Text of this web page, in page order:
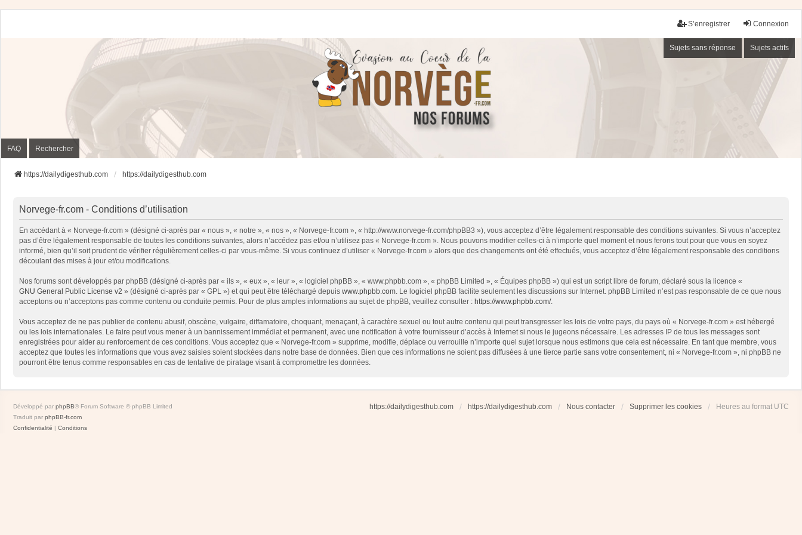
Connexion
S’enregistrer
Sujets sans réponse Sujets actifs
FAQ Rechercher
https://dailydigesthub.com https://dailydigesthub.com
Norvege-fr.com - Conditions d’utilisation
En accédant à « Norvege-fr.com » (désigné ci-après par « nous », « notre », « nos », « Norvege-fr.com », « http://www.norvege-fr.com/phpBB3 »), vous acceptez d’être légalement responsable des conditions suivantes. Si vous n’acceptez
pas d’être légalement responsable de toutes les conditions suivantes, alors n’accédez pas et/ou n’utilisez pas « Norvege-fr.com ». Nous pouvons modifier celles-ci à n’importe quel moment et nous ferons tout pour que vous en soyez
informé, bien qu’il soit prudent de vérifier régulièrement celles-ci par vous-même. Si vous continuez d’utiliser « Norvege-fr.com » alors que des changements ont été effectués, vous acceptez d’être légalement responsable des conditions
découlant des mises à jour et/ou modifications.
Nos forums sont développés par phpBB (désigné ci-après par « ils », « eux », « leur », « logiciel phpBB », « www.phpbb.com », « phpBB Limited », « Équipes phpBB ») qui est un script libre de forum, déclaré sous la licence «
GNU General Public License v2 » (désigné ci-après par « GPL ») et qui peut être téléchargé depuis www.phpbb.com. Le logiciel phpBB facilite seulement les discussions sur Internet. phpBB Limited n’est pas responsable de ce que nous
acceptons ou n’acceptons pas comme contenu ou conduite permis. Pour de plus amples informations au sujet de phpBB, veuillez consulter : https://www.phpbb.com/.
Vous acceptez de ne pas publier de contenu abusif, obscène, vulgaire, diffamatoire, choquant, menaçant, à caractère sexuel ou tout autre contenu qui peut transgresser les lois de votre pays, du pays où « Norvege-fr.com » est hébergé
ou les lois internationales. Le faire peut vous mener à un bannissement immédiat et permanent, avec une notification à votre fournisseur d’accès à Internet si nous le jugeons nécessaire. Les adresses IP de tous les messages sont
enregistrées pour aider au renforcement de ces conditions. Vous acceptez que « Norvege-fr.com » supprime, modifie, déplace ou verrouille n’importe quel sujet lorsque nous estimons que cela est nécessaire. En tant que membre, vous
acceptez que toutes les informations que vous avez saisies soient stockées dans notre base de données. Bien que ces informations ne soient pas diffusées à une tierce partie sans votre consentement, ni « Norvege-fr.com », ni phpBB ne
pourront être tenus comme responsables en cas de tentative de piratage visant à compromettre les données.
https://dailydigesthub.com https://dailydigesthub.com Nous contacter Supprimer les cookies Heures au format UTC
Développé par phpBB® Forum Software © phpBB Limited
Traduit par phpBB-fr.com
Confidentialité | Conditions